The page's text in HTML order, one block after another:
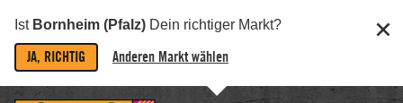
Ist Bornheim (Pfalz) Dein richtiger Markt?
JA, RICHTIG Anderen Markt wählen